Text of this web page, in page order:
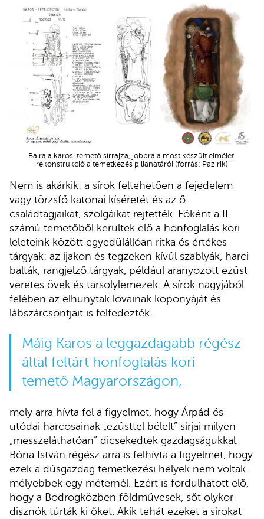
Balra a karosi temető sírrajza, jobbra a most készült elméleti
rekonstrukció a temetkezés pillanatáról (forrás: Pazirik)
Nem is akárkik: a sírok feltehetően a fejedelem
vagy törzsfő katonai kíséretét és az ő
családtagjaikat, szolgáikat rejtették. Főként a II.
számú temetőből kerültek elő a honfoglalás kori
leleteink között egyedülállóan ritka és értékes
tárgyak: az íjakon és tegzeken kívül szablyák, harci
balták, rangjelző tárgyak, például aranyozott ezüst
veretes övek és tarsolylemezek. A sírok nagyjából
felében az elhunytak lovainak koponyáját és
lábszárcsontjait is felfedezték.
Máig Karos a leggazdagabb régész
által feltárt honfoglalás kori
temető Magyarországon,
mely arra hívta fel a figyelmet, hogy Árpád és
utódai harcosainak „ezüsttel bélelt” sírjai milyen
„messzeláthatóan” dicsekedtek gazdagságukkal.
Bóna István régész arra is felhívta a figyelmet, hogy
ezek a dúsgazdag temetkezési helyek nem voltak
mélyebbek egy méternél. Ezért is fordulhatott elő,
hogy a Bodrogközben földművesek, sőt olykor
disznók túrták ki őket. Akik tehát ezeket a sírokat